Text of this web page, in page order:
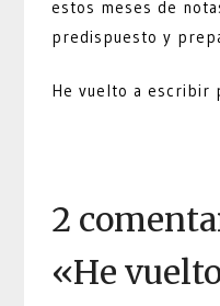
estos meses de
predispuesto y
He vuelto a escribir
2
«He